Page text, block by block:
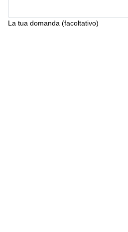
La tua domanda (facoltativo)